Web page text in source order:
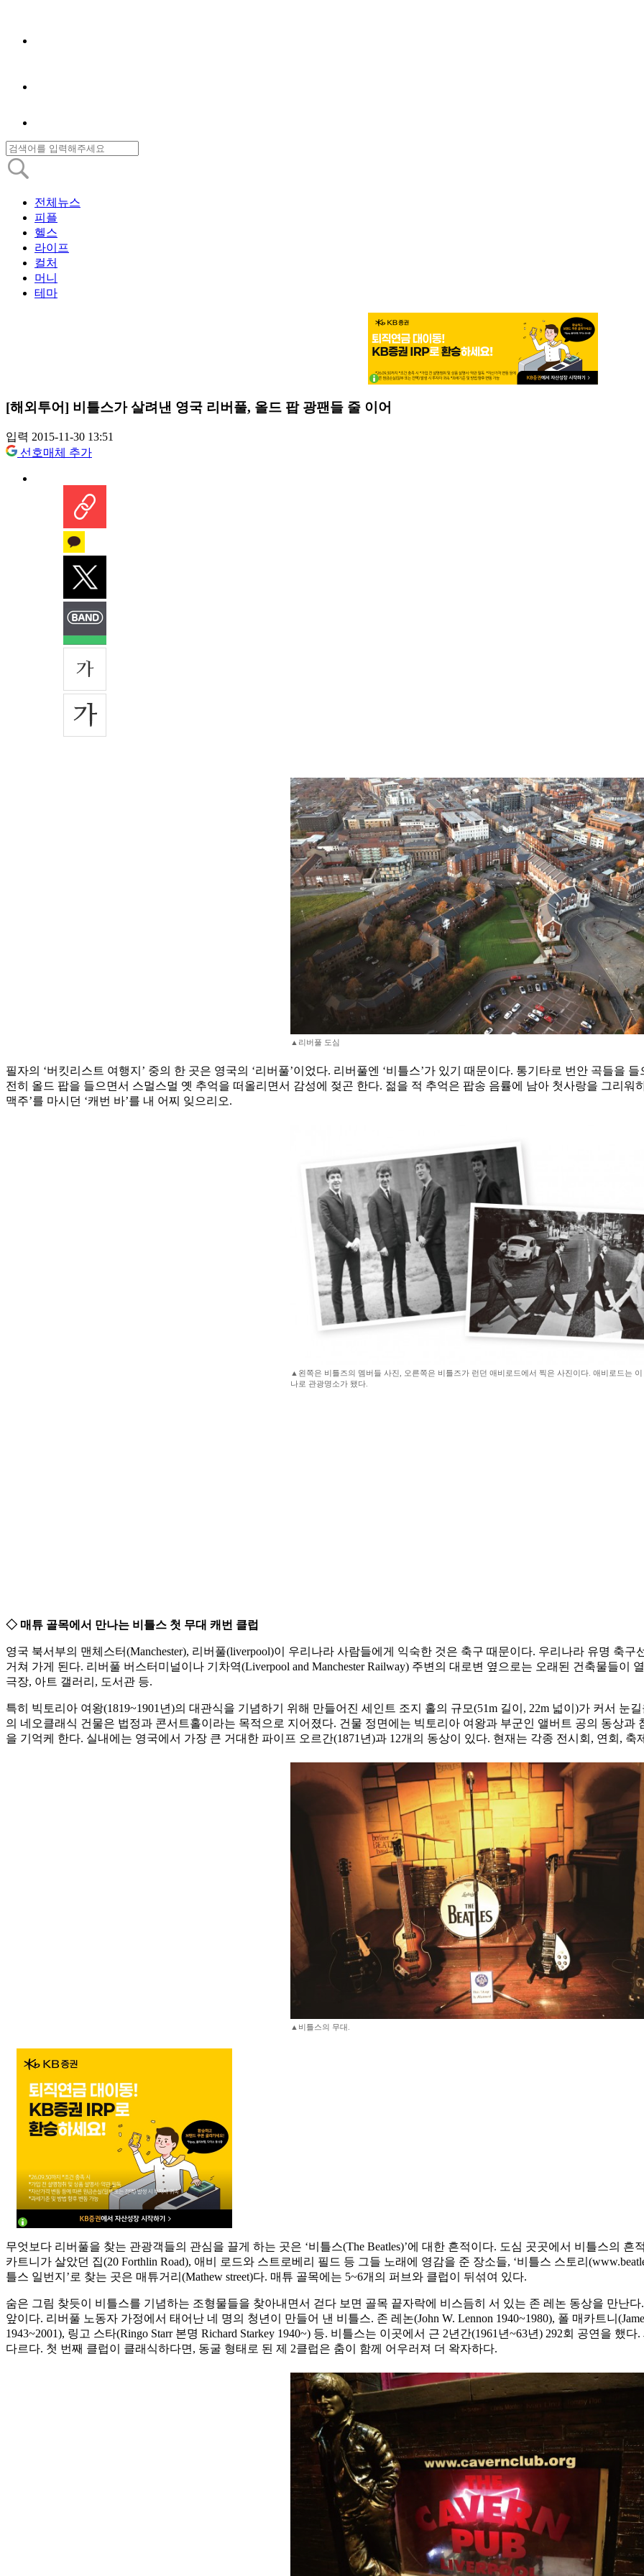
전체뉴스
피플
헬스
라이프
컬처
머니
테마
[해외투어] 비틀스가 살려낸 영국 리버풀, 올드 팝 광팬들 줄 이어
입력 2015-11-30 13:51
선호매체 추가
▲리버풀 도심
필자의 ‘버킷리스트 여행지’ 중의 한 곳은 영국의 ‘리버풀’이었다. 리버풀엔 ‘비틀스’가 있기 때문이다. 통기타로 번안 곡들을
전히 올드 팝을 들으면서 스멀스멀 옛 추억을 떠올리면서 감성에 젖곤 한다. 젊을 적 추억은 팝송 음률에 남아 첫사랑을 그리워
맥주’를 마시던 ‘캐번 바’를 내 어찌 잊으리오.
▲왼쪽은 비틀즈의 멤버들 사진, 오른쪽은 비틀즈가 런던 애비로드에서 찍은 사진이다. 애비로드는
나로 관광명소가 됐다.
◇ 매튜 골목에서 만나는 비틀스 첫 무대 캐번 클럽
영국 북서부의 맨체스터(Manchester), 리버풀(liverpool)이 우리나라 사람들에게 익숙한 것은 축구 때문이다. 우리나라 유명 축
거쳐 가게 된다. 리버풀 버스터미널이나 기차역(Liverpool and Manchester Railway) 주변의 대로변 옆으로는 오래된 건축물들이
극장, 아트 갤러리, 도서관 등.
특히 빅토리아 여왕(1819~1901년)의 대관식을 기념하기 위해 만들어진 세인트 조지 홀의 규모(51m 길이, 22m 넓이)가 커서 눈
의 네오클래식 건물은 법정과 콘서트홀이라는 목적으로 지어졌다. 건물 정면에는 빅토리아 여왕과 부군인 앨버트 공의 동상
을 기억케 한다. 실내에는 영국에서 가장 큰 거대한 파이프 오르간(1871년)과 12개의 동상이 있다. 현재는 각종 전시회, 연회, 축
▲비틀스의 무대.
무엇보다 리버풀을 찾는 관광객들의 관심을 끌게 하는 곳은 ‘비틀스(The Beatles)’에 대한 흔적이다. 도심 곳곳에서 비틀스의
카트니가 살았던 집(20 Forthlin Road), 애비 로드와 스트로베리 필드 등 그들 노래에 영감을 준 장소들, ‘비틀스 스토리
틀스 일번지’로 찾는 곳은 매튜거리(Mathew street)다. 매튜 골목에는 5~6개의 퍼브와 클럽이 뒤섞여 있다.
숨은 그림 찾듯이 비틀스를 기념하는 조형물들을 찾아내면서 걷다 보면 골목 끝자락에 비스듬히 서 있는 존 레논 동상을 만난
앞이다. 리버풀 노동자 가정에서 태어난 네 명의 청년이 만들어 낸 비틀스. 존 레논(John W. Lennon 1940~1980), 폴 매카트니
1943~2001), 링고 스타(Ringo Starr 본명 Richard Starkey 1940~) 등. 비틀스는 이곳에서 근 2년간(1961년~63년) 292회 공연을
다르다. 첫 번째 클럽이 클래식하다면, 동굴 형태로 된 제 2클럽은 춤이 함께 어우러져 더 왁자하다.